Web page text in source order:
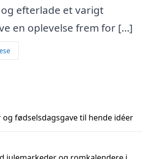
efterlade et varigt
en oplevelse frem for […]
og fødselsdagsgave til hende idéer